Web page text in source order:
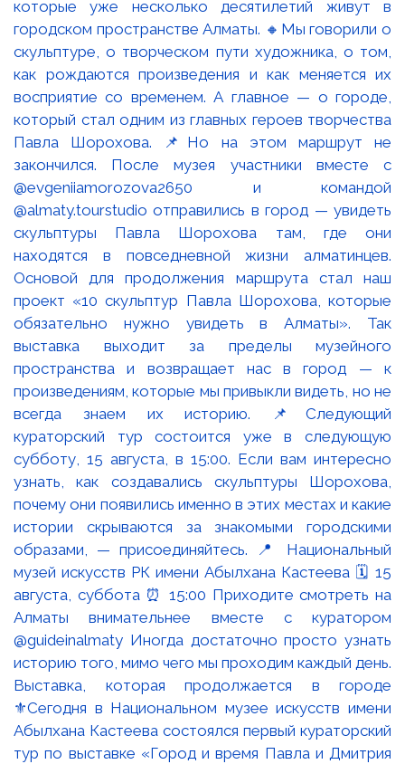
Выставка, которая продолжается в городе
⚜️Сегодня в Национальном музее искусств имени
Абылхана Кастеева состоялся первый кураторский
тур по выставке «Город и время Павла и Дмитрия